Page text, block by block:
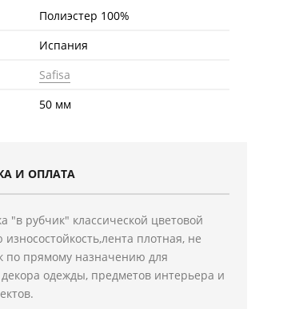
Полиэстер 100%
Испания
Safisa
50 мм
И ОПЛАТА
"в рубчик" классической цветовой
плотная, не
по прямому назначению для
одежды, предметов интерьера и